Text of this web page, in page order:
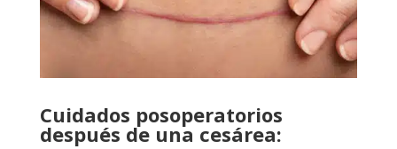
Cuidados posoperatorios
después de una cesárea: